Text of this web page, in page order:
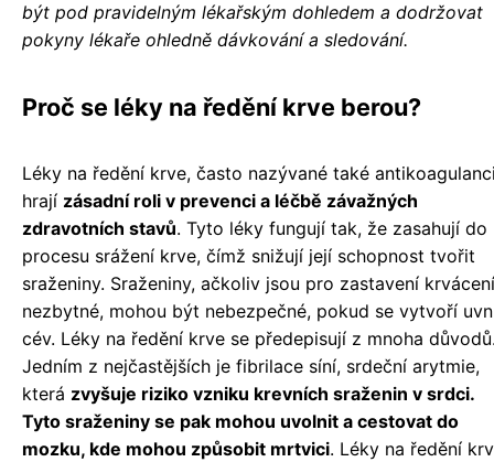
být pod pravidelným lékařským dohledem a dodržovat
pokyny lékaře ohledně dávkování a sledování.
Proč se léky na ředění krve berou?
Léky na ředění krve, často nazývané také
hrají zásadní roli v prevenci a léčbě závažných
zdravotních stavů. Tyto léky fungují tak, že zasahují do
procesu srážení krve, čímž snižují její schopnost tvořit
sraženiny. Sraženiny, ačkoliv jsou pro zastavení krvácení
nezbytné, mohou být nebezpečné, pokud se vytvoří
cév. Léky na ředění krve se předepisují z mnoha
Jedním z nejčastějších je fibrilace síní, srdeční arytmie,
která zvyšuje riziko vzniku krevních sraženin v srdci.
Tyto sraženiny se pak mohou uvolnit a cestovat do
mozku, kde mohou způsobit mrtvici. Léky na ředění